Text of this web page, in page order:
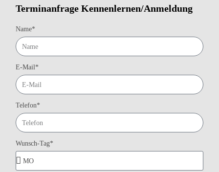
Terminanfrage Kennenlernen/Anmeldung
Name*
E-Mail*
Telefon*
Wunsch-Tag*